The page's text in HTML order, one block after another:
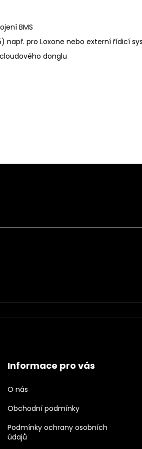
BMS
např. pro Loxone nebo externí řídicí
donglu
Informace pro vás
O nás
Obchodní podmínky
Podmínky ochrany osobních
údajů